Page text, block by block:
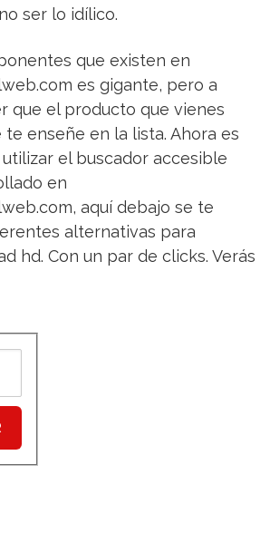
ser lo idílico.
que existen en
es gigante, pero a
que el producto que vienes
te enseñe en la lista. Ahora es
el buscador accesible
en
aquí debajo se te
alternativas para
hd. Con un par de clicks. Verás